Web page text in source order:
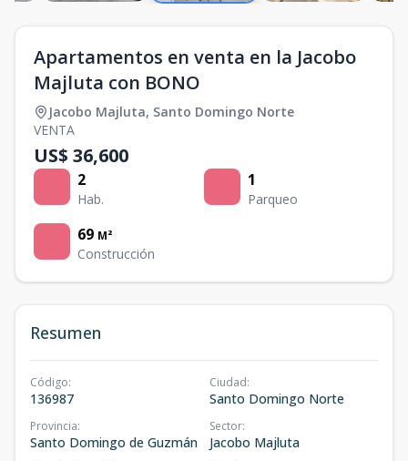
Apartamentos en venta en la Jacobo
Majluta con BONO
Jacobo Majluta, Santo Domingo Norte
VENTA
US$ 36,600
2
Hab.
1
Parqueo
69 M²
Construcción
Resumen
Código:
136987
Ciudad:
Santo Domingo Norte
Provincia:
Santo Domingo de Guzmán
Sector:
Jacobo Majluta